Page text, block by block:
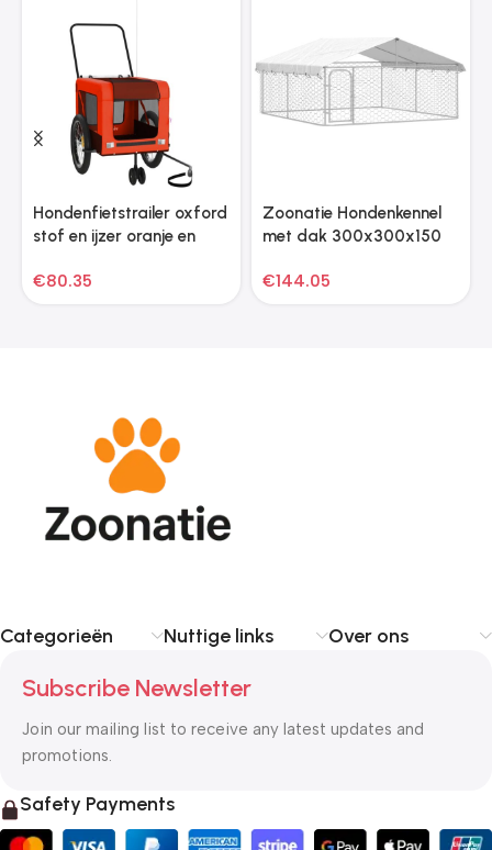
Hondenfietstrailer oxford
stof en ijzer oranje en
€80.35
Zoonatie Hondenkennel
met dak 300x300x150
€144.05
Categorieën Nuttige links Over ons
Subscribe Newsletter
Join our mailing list to receive any latest updates and
promotions.
Safety Payments